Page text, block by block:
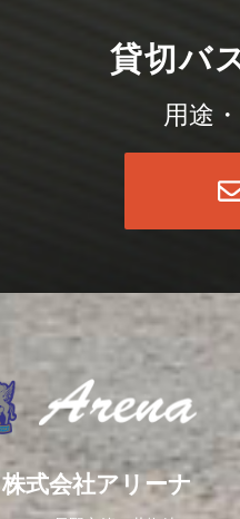
貸切バ
用途
株式会社アリーナ